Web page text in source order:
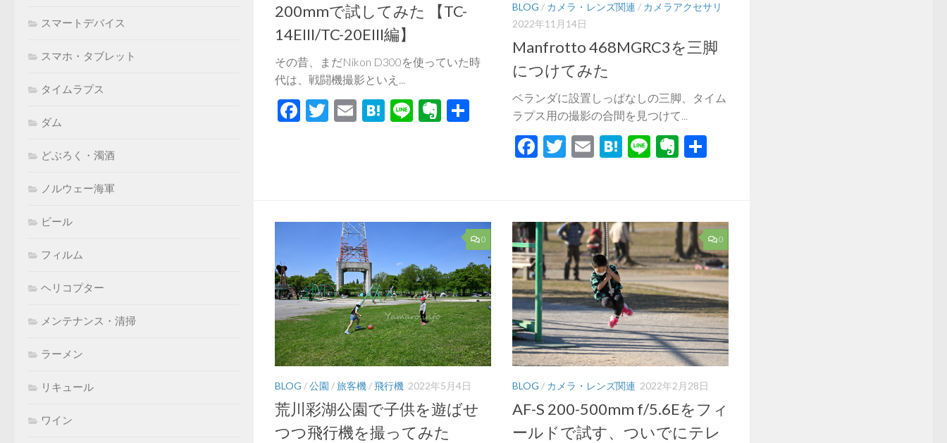
200mmで試してみた 【TC-
14EIII/TC-20EIII編】
その昔、まだNikon D300を使っていた時
代は、戦闘機撮影といえ...
Facebook
Twitter
EmailHatena
LineEvernote
BLOG / カメラ・レンズ関連 / カメラアクセサリ
2022年11月14日
Manfrotto 468MGRC3を三脚
につけてみた
ベランダに設置しっぱなしの三脚、タイム
ラプス用の撮影の合間を見つけて...
Facebook
Twitter
EmailHatena
LineEvernote
0
BLOG /公園 /旅客機 /飛行機 2022年5月4日
荒川彩湖公園で子供を遊ばせ
つつ飛行機を撮ってみた
0
BLOG / カメラ・レンズ関連 2022年2月28日
AF-S 200-500mm f/5.6Eをフィ
ールドで試す、ついでにテレ
スマートデバイス
スマホ・タブレット
タイムラプス
ダム
どぶろく・濁酒
ノルウェー海軍
ビール
フィルム
ヘリコプター
メンテナンス・清掃
ラーメン
リキュール
ワイン